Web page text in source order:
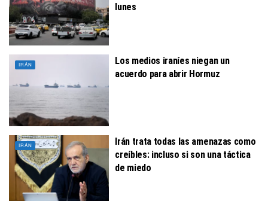
lunes
IRÁN
Los medios iraníes niegan un
acuerdo para abrir Hormuz
IRÁN
Irán trata todas las amenazas como
creíbles: incluso si son una táctica
de miedo